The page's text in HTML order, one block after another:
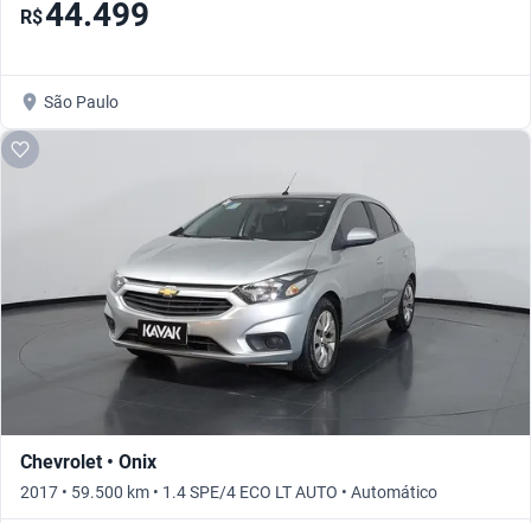
R$44.499
São Paulo
Chevrolet • Onix
2017 • 59.500 km • 1.4 SPE/4 ECO LT AUTO • Automático